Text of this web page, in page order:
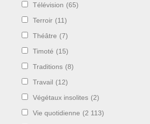
Télévision (65)
Terroir (11)
Théâtre (7)
Timoté (15)
Traditions (8)
Travail (12)
Végétaux insolites (2)
Vie quotidienne (2 113)